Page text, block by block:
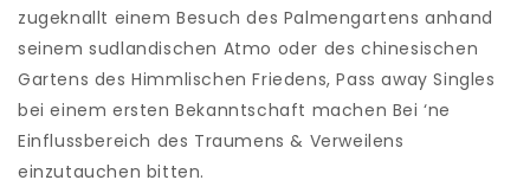
zugeknallt einem Besuch des Palmengartens anhand
seinem sudlandischen Atmo oder des chinesischen
Gartens des Himmlischen Friedens, Pass away Singles
bei einem ersten Bekanntschaft machen Bei ‘ne
Einflussbereich des Traumens & Verweilens
einzutauchen bitten.